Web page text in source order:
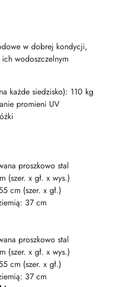
w dobrej kondycji,
wodoszczelnym
każde siedzisko): 110 kg
promieni UV
proszkowo stal
(szer. x gł. x wys.)
cm (szer. x gł.)
37 cm
proszkowo stal
(szer. x gł. x wys.)
cm (szer. x gł.)
37 cm